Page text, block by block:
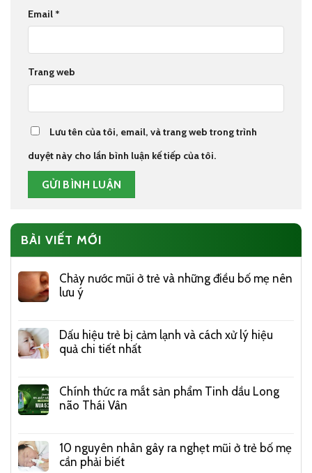
Email *
Trang web
Lưu tên của tôi, email, và trang web trong trình
duyệt này cho lần bình luận kế tiếp của tôi.
BÀI VIẾT MỚI
Chảy nước mũi ở trẻ và những điều bố mẹ nên
lưu ý
Dấu hiệu trẻ bị cảm lạnh và cách xử lý hiệu
quả chi tiết nhất
Chính thức ra mắt sản phẩm Tinh dầu Long
não Thái Vân
10 nguyên nhân gây ra nghẹt mũi ở trẻ bố mẹ
cần phải biết